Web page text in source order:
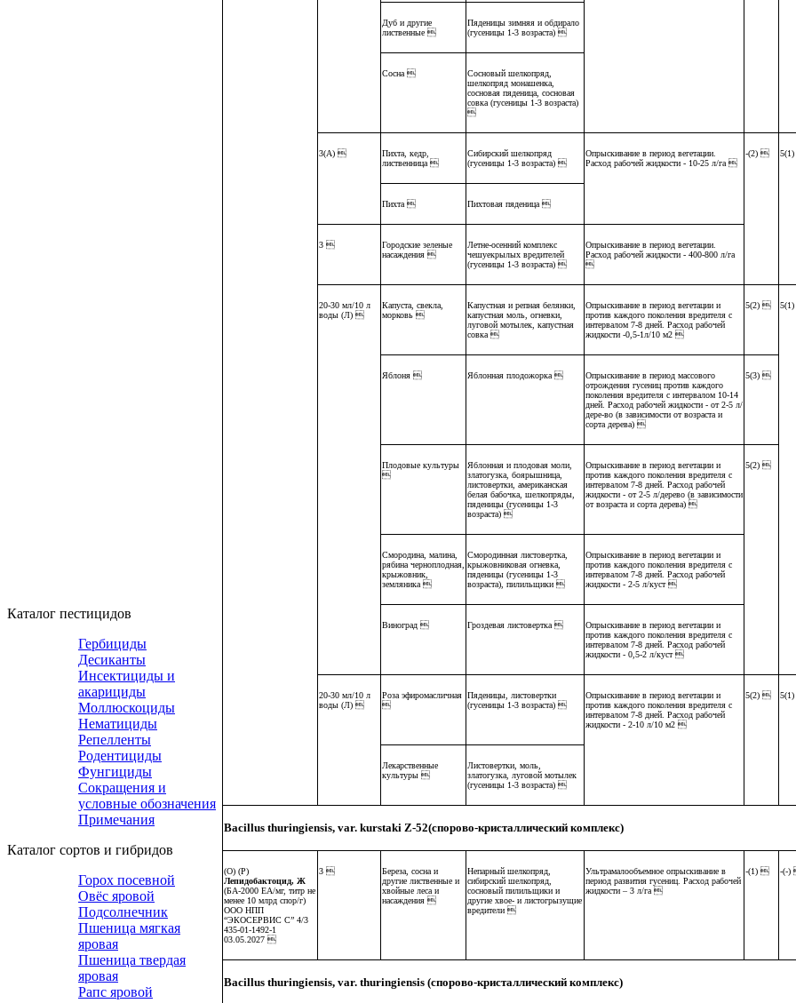
Каталог пестицидов
Гербициды
Десиканты
Инсектициды и
акарициды
Моллюскоциды
Нематициды
Репелленты
Родентициды
Фунгициды
Сокращения и
условные обозначения
Примечания
Каталог сортов и гибридов
Горох посевной
Овёс яровой
Подсолнечник
Пшеница мягкая
яровая
Пшеница твердая
яровая
Рапс яровой
Дуб и другие
лиственные 
Пяденицы зимняя и обдирало
(гусеницы 1-3 возраста) 
Сосна 
Сосновый шелкопряд,
шелкопряд монашенка,
сосновая пяденица, сосновая
совка (гусеницы 1-3 возраста)

3(А) 
Пихта, кедр,
лиственница 
Сибирский шелкопряд
(гусеницы 1-3 возраста) 
Опрыскивание в период вегетации.
Расход рабочей жидкости - 10-25 л/га 
-(2) 
Пихта  Пихтовая пяденица 
3 
Городские зеленые
насаждения 
Летне-осенний комплекс
чешуекрылых вредителей
(гусеницы 1-3 возраста) 
Опрыскивание в период вегетации.
Расход рабочей жидкости - 400-800 л/га

20-30 мл/10 л
воды (Л) 
Капуста, свекла,
морковь 
Капустная и репная белянки,
капустная моль, огневки,
луговой мотылек, капустная
совка 
Опрыскивание в период вегетации и
против каждого поколения вредителя с
интервалом 7-8 дней. Расход рабочей
жидкости -0,5-1л/10 м2 
5(2) 
Яблоня  Яблонная плодожорка 
Опрыскивание в период массового
отрождения гусениц против каждого
поколения вредителя с интервалом 10-14
дней. Расход рабочей жидкости - от 2-5 л/
дере-во (в зависимости от возраста и
сорта дерева) 
5(3) 
Плодовые культуры

Яблонная и плодовая моли,
златогузка, боярышница,
листовертки, американская
белая бабочка, шелкопряды,
пяденицы (гусеницы 1-3
возраста) 
Опрыскивание в период вегетации и
против каждого поколения вредителя с
интервалом 7-8 дней. Расход рабочей
жидкости - от 2-5 л/дерево (в зависимости
от возраста и сорта дерева) 
5(2) 
Смородина, малина,
рябина черноплодная,
крыжовник,
земляника 
Смородинная листовертка,
крыжовниковая огневка,
пяденицы (гусеницы 1-3
возраста), пилильщики 
Опрыскивание в период вегетации и
против каждого поколения вредителя с
интервалом 7-8 дней. Расход рабочей
жидкости - 2-5 л/куст 
Виноград  Гроздевая листовертка 
Опрыскивание в период вегетации и
против каждого поколения вредителя с
интервалом 7-8 дней. Расход рабочей
жидкости - 0,5-2 л/куст 
20-30 мл/10 л
воды (Л) 
Роза эфиромасличная

Пяденицы, листовертки
(гусеницы 1-3 возраста) 
Опрыскивание в период вегетации и
против каждого поколения вредителя с
интервалом 7-8 дней. Расход рабочей
жидкости - 2-10 л/10 м2 
5(2) 
Лекарственные
культуры 
Листовертки, моль,
златогузка, луговой мотылек
(гусеницы 1-3 возраста) 
Bacillus thuringiensis, var. kurstaki Z-52(спорово-кристаллический комплекс)
(О) (Р)
Лепидобактоцид, Ж
(БА-2000 ЕА/мг, титр не
менее 10 млрд спор/г)
ООО НПП
“ЭКОСЕРВИС С” 4/3
435-01-1492-1
03.05.2027 
3 
Береза, сосна и
другие лиственные и
хвойные леса и
насаждения 
Непарный шелкопряд,
сибирский шелкопряд,
сосновый пилильщики и
другие хвое- и листогрызущие
вредители 
Ультрамалообъемное опрыскивание в
период развития гусениц. Расход рабочей
жидкости – 3 л/га 
-(1)  -(-)
Bacillus thuringiensis, var. thuringiensis (спорово-кристаллический комплекс)